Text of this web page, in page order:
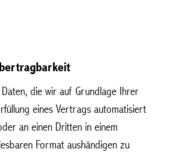
die wir auf Grundlage Ihrer
eines Vertrags automatisiert
an einen Dritten in einem
Format aushändigen zu